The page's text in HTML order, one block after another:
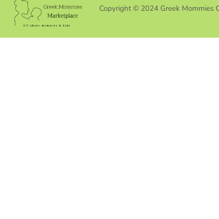
Copyright © 2024 Greek Mommies